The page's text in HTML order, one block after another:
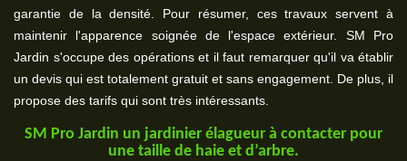
garantie de la densité. Pour résumer, ces travaux servent à
maintenir l'apparence soignée de l'espace extérieur. SM Pro
Jardin s'occupe des opérations et il faut remarquer qu'il va établir
un devis qui est totalement gratuit et sans engagement. De plus, il
propose des tarifs qui sont très intéressants.
SM Pro Jardin un jardinier élagueur à contacter pour
une taille de haie et d’arbre.